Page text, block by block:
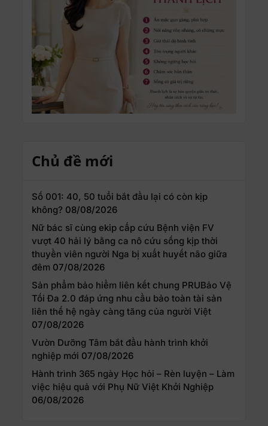
Chủ đề mới
Số 001: 40, 50 tuổi bắt đầu lại có còn kịp
không? 08/08/2026
Nữ bác sĩ cùng ekip cấp cứu Bệnh viện FV
vượt 40 hải lý bằng ca nô cứu sống kịp thời
thuyền viên người Nga bị xuất huyết não giữa
đêm 07/08/2026
Sản phẩm bảo hiểm liên kết chung PRUBảo Vệ
Tối Đa 2.0 đáp ứng nhu cầu bảo toàn tài sản
liên thế hệ ngày càng tăng của người Việt
07/08/2026
Vườn Dưỡng Tâm bắt đầu hành trình khởi
nghiệp mới 07/08/2026
Hành trình 365 ngày Học hỏi – Rèn luyện – Làm
việc hiệu quả với Phụ Nữ Việt Khởi Nghiệp
06/08/2026